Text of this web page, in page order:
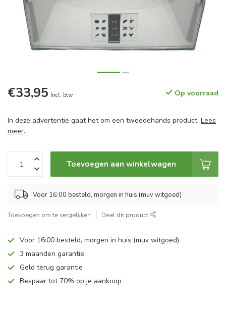
€33,95 Incl. btw Op voorraad
In deze advertentie gaat het om een tweedehands product. Lees
meer.
Toevoegen aan winkelwagen
Voor 16:00 besteld, morgen in huis (muv witgoed)
Toevoegen om te vergelijken Deel dit product
Voor 16:00 besteld, morgen in huis (muv witgoed)
3 maanden garantie
Geld terug garantie
Bespaar tot 70% op je aankoop